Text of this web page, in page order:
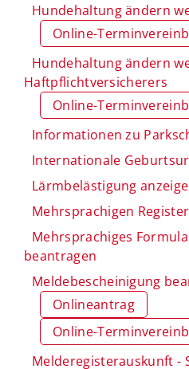
Hundehaltung ändern
Online-
Hundehaltung ändern
Haftpflichtversicherers
Online-
Informationen zu
Internationale
Lärmbelästigung
Mehrsprachigen
Mehrsprachiges
beantragen
Meldebescheinigung
Onlineantrag
Online-
Melderegisterauskunft -